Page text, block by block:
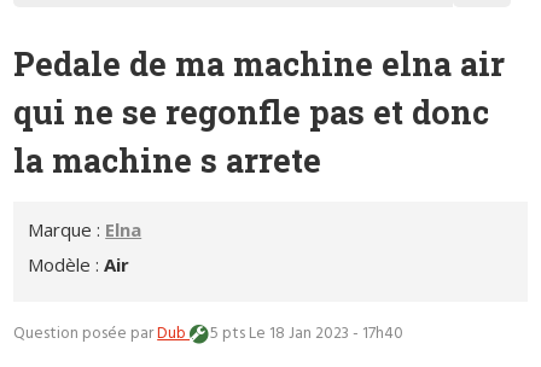
Pedale de ma machine elna air
qui ne se regonfle pas et donc
la machine s arrete
Marque : Elna
Modèle :Air
Question posée parDub 5 ptsLe 18 Jan 2023 - 17h40